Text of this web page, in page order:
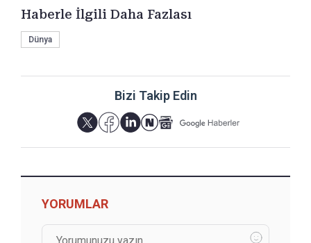
Haberle İlgili Daha Fazlası
Dünya
Bizi Takip Edin
YORUMLAR